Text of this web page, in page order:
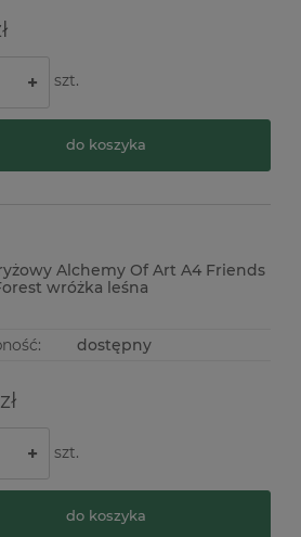
+ szt.
do koszyka
Alchemy Of Art A4 Friends
wróżka leśna
dostępny
+ szt.
do koszyka